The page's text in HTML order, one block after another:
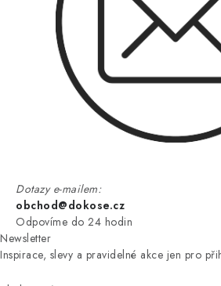
Dotazy e-mailem:
obchod@dokose.cz
Odpovíme do 24 hodin
Newsletter
Inspirace, slevy a pravidelné akce jen pro